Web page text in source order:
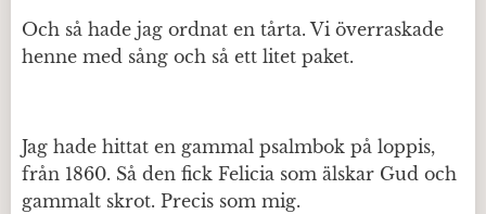
Och så hade jag ordnat en tårta. Vi överraskade
henne med sång och så ett litet paket.
Jag hade hittat en gammal psalmbok på loppis,
från 1860. Så den fick Felicia som älskar Gud och
gammalt skrot. Precis som mig.